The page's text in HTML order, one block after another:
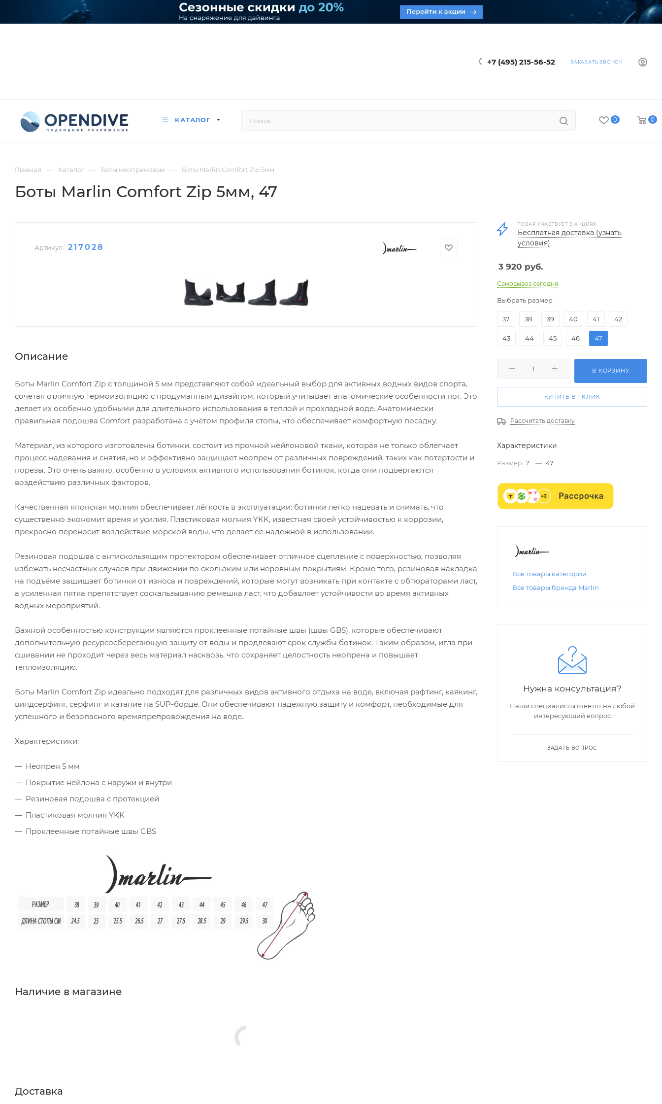
+7 (495) 215-56-52 ЗАКАЗАТЬ ЗВОНОК
КАТАЛОГ 0 0
Главная — Каталог — Боты неопреновые — Боты Marlin Comfort Zip 5мм
Боты Marlin Comfort Zip 5мм, 47
Артикул: 217028
Описание
Боты Marlin Comfort Zip с толщиной 5 мм представляют собой идеальный выбор для активных водных видов спорта,
сочетая отличную термоизоляцию с продуманным дизайном, который учитывает анатомические особенности ног. Это
делает их особенно удобными для длительного использования в теплой и прохладной воде. Анатомически
правильная подошва Comfort разработана с учётом профиля стопы, что обеспечивает комфортную посадку.
Материал, из которого изготовлены ботинки, состоит из прочной нейлоновой ткани, которая не только облегчает
процесс надевания и снятия, но и эффективно защищает неопрен от различных повреждений, таких как потертости и
порезы. Это очень важно, особенно в условиях активного использования ботинок, когда они подвергаются
воздействию различных факторов.
Качественная японская молния обеспечивает лёгкость в эксплуатации: ботинки легко надевать и снимать, что
существенно экономит время и усилия. Пластиковая молния YKK, известная своей устойчивостью к коррозии,
прекрасно переносит воздействие морской воды, что делает её надежной в использовании.
Резиновая подошва с антискользящим протектором обеспечивает отличное сцепление с поверхностью, позволяя
избежать несчастных случаев при движении по скользким или неровным покрытиям. Кроме того, резиновая накладка
на подъёме защищает ботинки от износа и повреждений, которые могут возникать при контакте с обтюраторами ласт,
а усиленная пятка препятствует соскальзыванию ремешка ласт, что добавляет устойчивости во время активных
водных мероприятий.
Важной особенностью конструкции являются проклеенные потайные швы (швы GBS), которые обеспечивают
дополнительную ресурсосберегающую защиту от воды и продлевают срок службы ботинок. Таким образом, игла при
сшивании не проходит через весь материал насквозь, что сохраняет целостность неопрена и повышает
теплоизоляцию.
Боты Marlin Comfort Zip идеально подходят для различных видов активного отдыха на воде, включая рафтинг, каякинг,
виндсерфинг, серфинг и катание на SUP-борде. Они обеспечивают надежную защиту и комфорт, необходимые для
успешного и безопасного времяпрепровождения на воде.
Характеристики:
Неопрен 5 мм
Покрытие нейлона с наружи и внутри
Резиновая подошва с протекцией
Пластиковая молния YKK
Проклеенные потайные швы GBS
Наличие в магазине
Доставка
ТОВАР УЧАСТВУЕТ В АКЦИЯХ
Бесплатная доставка (узнать
условия)
3 920 руб.
Самовывоз сегодня
Выбрать размер
37 38 39 40 41 42
43 44 45 46 47
В КОРЗИНУ
КУПИТЬ В 1 КЛИК
Рассчитать доставку
Характеристики
Размер ? — 47
Все товары категории
Все товары бренда Marlin
Нужна консультация?
Наши специалисты ответят на любой
интересующий вопрос
ЗАДАТЬ ВОПРОС